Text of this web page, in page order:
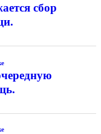
сбор